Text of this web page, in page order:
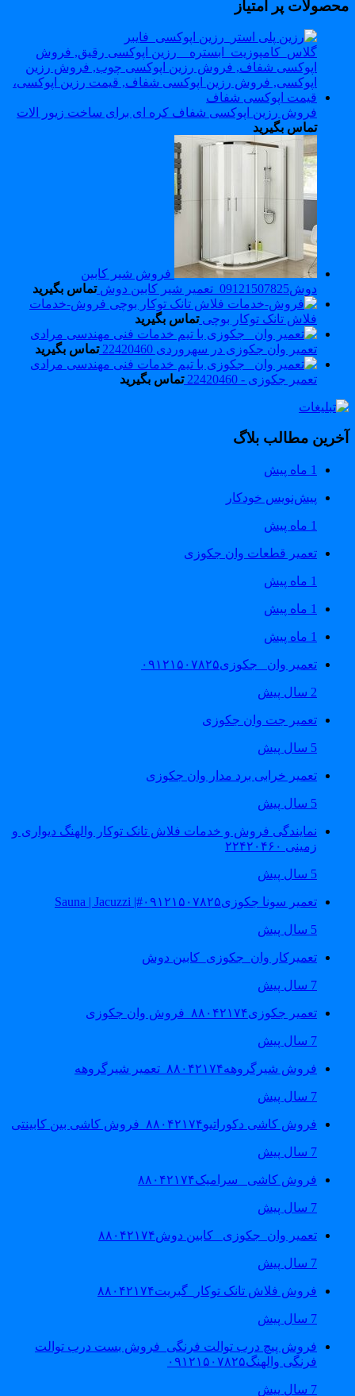
پر امتیاز
فروش رزین اپوکسی شفاف کره ای برای ساخت زیور الات
تماس بگیرید
فروش شیر کابین
دوش09121507825_تعمیر شیر کابین دوش
تماس بگیرید
فروش-خدمات
فلاش تانک توکار بوچی تماس بگیرید
تعمیر وان جکوزی در سهروردی 22420460 تماس بگیرید
تعمیر جکوزی - 22420460 تماس بگیرید
مطالب بلاگ
1 ماه پیش
پیش‌نویس خودکار
تعمیر قطعات وان جکوزی
1 ماه پیش
1 ماه پیش
تعمیر وان _جکوزی۰۹۱۲۱۵۰۷۸۲۵
تعمیر جت وان جکوزی
تعمیر خرابی برد مدار وان جکوزی
نمایندگی فروش و خدمات فلاش تانک توکار والهنگ دیواری و
زمینی ۲۲۴۲۰۴۶۰
تعمیر سونا جکوزی۰۹۱۲۱۵۰۷۸۲۵#| Sauna | Jacuzzi
تعمیرکار وان_جکوزی_کابین دوش
تعمیر جکوزی۸۸۰۴۲۱۷۴_فروش وان جکوزی
فروش شیرگروهه۸۸۰۴۲۱۷۴_تعمیر شیرگروهه
فروش کاشی دکوراتیو۸۸۰۴۲۱۷۴_فروش کاشی بین کابینتی
فروش کاشی _سرامیک۸۸۰۴۲۱۷۴
تعمیر وان_جکوزی_ کابین دوش۸۸۰۴۲۱۷۴
فروش فلاش تانک توکار_گبریت۸۸۰۴۲۱۷۴
فروش پیچ درب توالت فرنگی_فروش بست درب توالت
فرنگی والهنگ۰۹۱۲۱۵۰۷۸۲۵